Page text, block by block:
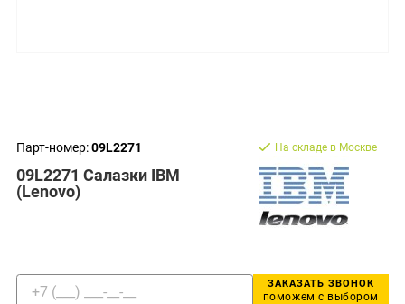
Парт-номер:09L2271
09L2271 Салазки IBM
(Lenovo)
На складе в Москве
ЗАКАЗАТЬ ЗВОНОК
поможем с выбором